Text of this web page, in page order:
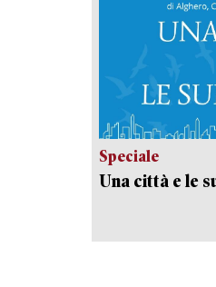
Speciale
Una città e le